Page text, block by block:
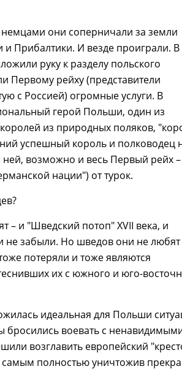
они соперничали за земли
и Прибалтики. И везде проиграли. В
руку к разделу польского
Первому рейху (представители
с Россией) огромные услуги. В
герой Польши, один из
из природных поляков,
успешный король и полководец
ней, возможно и весь Первый рейх –
нации") от турок.
– и "Шведский потоп" XVII века, и
не забыли. Но шведов они не любят
потеряли и тоже являются
их с южного и юго-
идеальная для Польши
воевать с
возглавить европейский
полностью уничтожив